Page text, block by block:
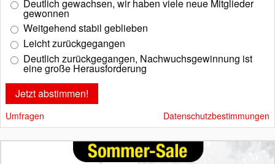
Deutlich gewachsen, wir haben viele neue Mitglieder
gewonnen
Weitgehend stabil geblieben
Leicht zurückgegangen
Deutlich zurückgegangen, Nachwuchsgewinnung ist
eine große Herausforderung
Umfragen Datenschutzbestimmungen